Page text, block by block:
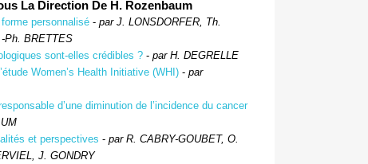
La Direction De H. Rozenbaum
personnalisé - par J. LONSDORFER, Th.
Ph. BRETTES
sont-elles crédibles ? - par H. DEGRELLE
Women’s Health Initiative (WHI) - par
d’une diminution de l’incidence du cancer
et perspectives - par R. CABRY-GOUBET, O.
J. GONDRY